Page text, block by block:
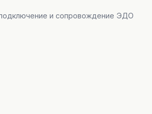
и сопровождение ЭДО